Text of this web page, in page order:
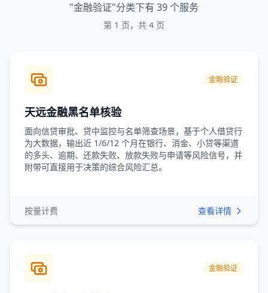
"金融验证"分类下有 39 个服务
第 1 页，共 4 页
金融验证
天远金融黑名单核验
面向信贷审批、贷中监控与名单筛查场景，基于个人借贷行
为大数据，输出近 1/6/12 个月在银行、消金、小贷等渠道
的多头、逾期、还款失败、放款失败与申请等风险信号，并
附带可直接用于决策的综合风险汇总。
按量计费 查看详情
金融验证